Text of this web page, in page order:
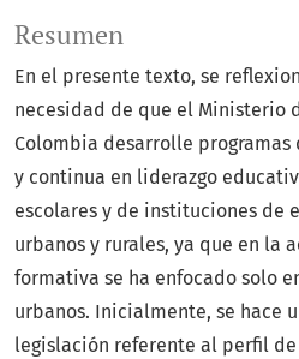
Resumen
En el presente texto, se
necesidad de que el Ministerio
Colombia desarrolle
y continua en liderazgo
escolares y de instituciones de
urbanos y rurales, ya que en la
formativa se ha enfocado solo
urbanos. Inicialmente, se hace
legislación referente al perfil